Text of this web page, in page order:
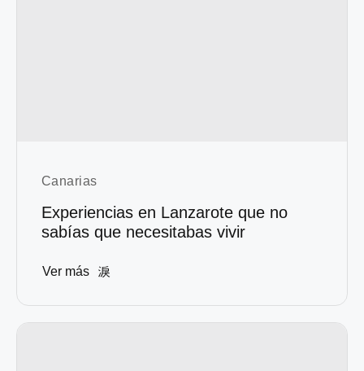
Canarias
Experiencias en Lanzarote que no
sabías que necesitabas vivir
Ver más